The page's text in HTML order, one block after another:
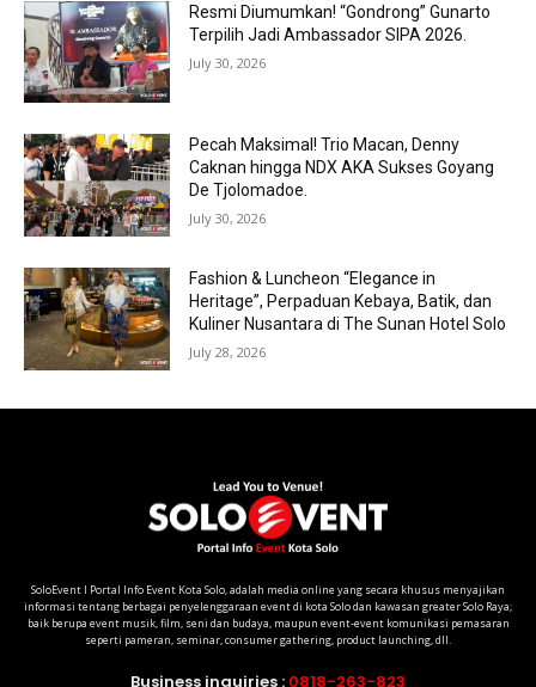
Resmi Diumumkan! “Gondrong” Gunarto
Terpilih Jadi Ambassador SIPA 2026.
July 30, 2026
Pecah Maksimal! Trio Macan, Denny
Caknan hingga NDX AKA Sukses Goyang
De Tjolomadoe.
July 30, 2026
Fashion & Luncheon “Elegance in
Heritage”, Perpaduan Kebaya, Batik, dan
Kuliner Nusantara di The Sunan Hotel Solo
July 28, 2026
SoloEvent I Portal Info Event Kota Solo, adalah media online yang secara khusus menyajikan
informasi tentang berbagai penyelenggaraan event di kota Solo dan kawasan greater Solo Raya;
baik berupa event musik, film, seni dan budaya, maupun event-event komunikasi pemasaran
seperti pameran, seminar, consumer gathering, product launching, dll.
Business inquiries : 0818-263-823